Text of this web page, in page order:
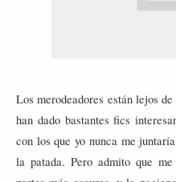
Los merodeadores están lejos
han dado bastantes fics
con los que yo nunca me
la patada. Pero admito que